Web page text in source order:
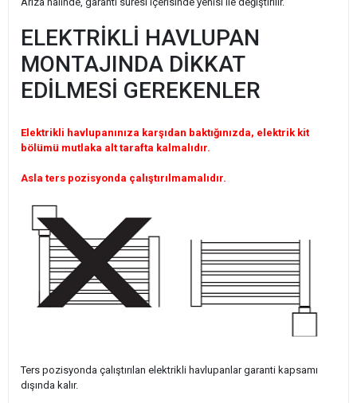
ELEKTRİKLİ HAVLUPAN
MONTAJINDA DİKKAT
EDİLMESİ GEREKENLER
Elektrikli havlupanınıza karşıdan baktığınızda, elektrik kit
bölümü mutlaka alt tarafta kalmalıdır.
Asla ters pozisyonda çalıştırılmamalıdır.
Ters pozisyonda çalıştırılan elektrikli havlupanlar garanti kapsamı
dışında kalır.